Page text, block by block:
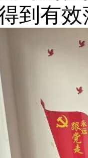
到有